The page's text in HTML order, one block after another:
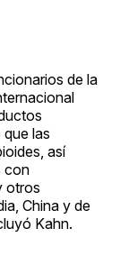
de la
las
así
con
otros
China y de
Kahn.